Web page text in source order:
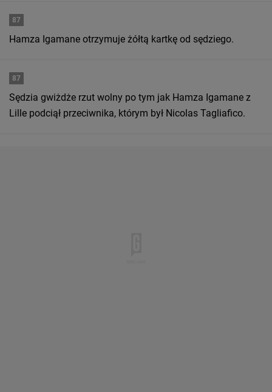
87
Hamza Igamane otrzymuje żółtą kartkę od sędziego.
87
Sędzia gwiżdże rzut wolny po tym jak Hamza Igamane z
Lille podciął przeciwnika, którym był Nicolas Tagliafico.